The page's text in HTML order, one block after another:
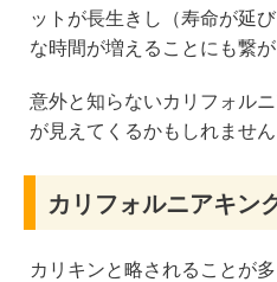
ットが長生きし（寿命が延
な時間が増えることにも繋が
意外と知らないカリフォル
が見えてくるかもしれません
カリフォルニアキン
カリキンと略されることが